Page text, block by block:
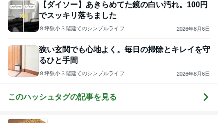
【ダイソー】あきらめてた鏡の白い汚れ。100円
でスッキリ落ちました
８坪狭小３階建てのシンプルライフ 2026年8月6日
狭い玄関でも心地よく。毎日の掃除とキレイを守
るひと手間
８坪狭小３階建てのシンプルライフ 2026年8月6日
このハッシュタグの記事を見る